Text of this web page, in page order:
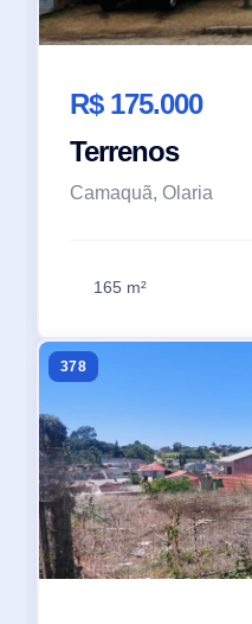
R$ 175.000
Terrenos
Camaquã, Olaria
165 m²
378